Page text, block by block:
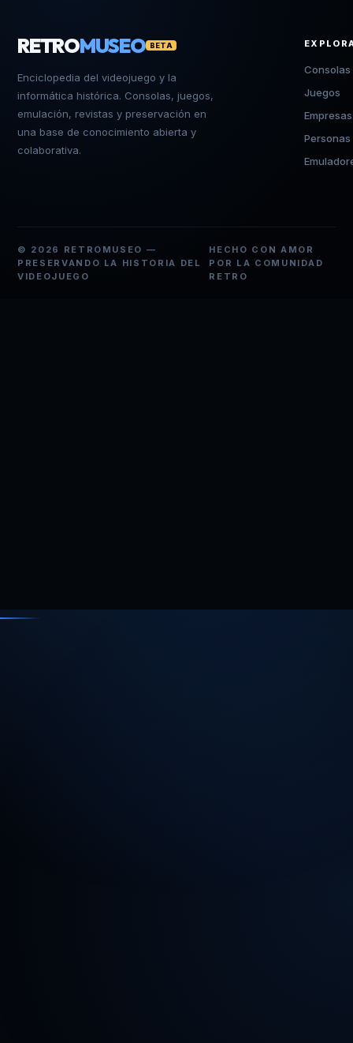
RETROMUSEO BETA
Enciclopedia del videojuego y la
informática histórica. Consolas, juegos,
emulación, revistas y preservación en
una base de conocimiento abierta y
colaborativa.
Consolas
Juegos
Empresas
Personas
© 2026 RETROMUSEO —
PRESERVANDO LA HISTORIA DEL
VIDEOJUEGO
HECHO CON AMOR
POR LA COMUNIDAD
RETRO